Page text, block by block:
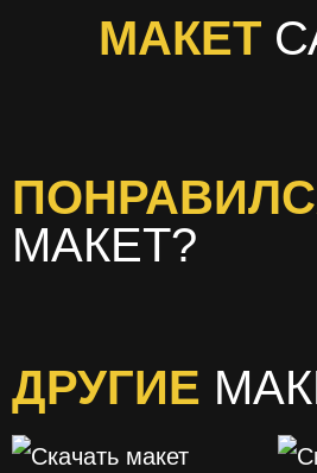
МАКЕТ
МАКЕТ?
ДРУГИЕ